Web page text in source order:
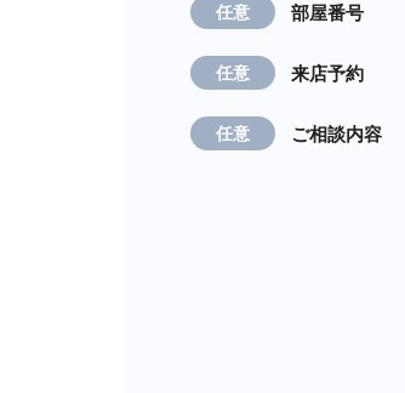
任意 部屋番号
任意 来店予約
任意 ご相談内容